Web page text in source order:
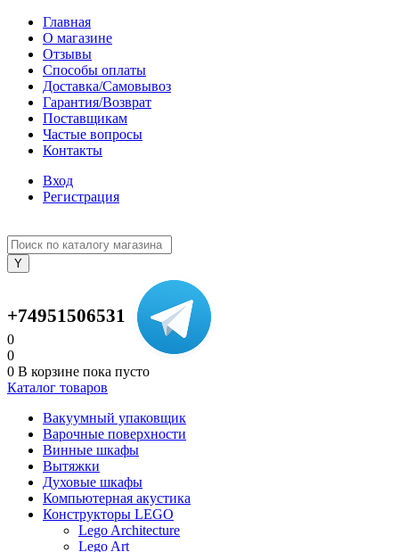
Главная
О магазине
Отзывы
Способы оплаты
Доставка/Самовывоз
Гарантия/Возврат
Поставщикам
Частые вопросы
Контакты
Вход
Регистрация
+74951506531
0
0
0 В корзине пока пусто
Каталог товаров
Вакуумный упаковщик
Варочные поверхности
Винные шкафы
Вытяжки
Духовые шкафы
Компьютерная акустика
Конструкторы LEGO
Lego Architecture
Lego Art